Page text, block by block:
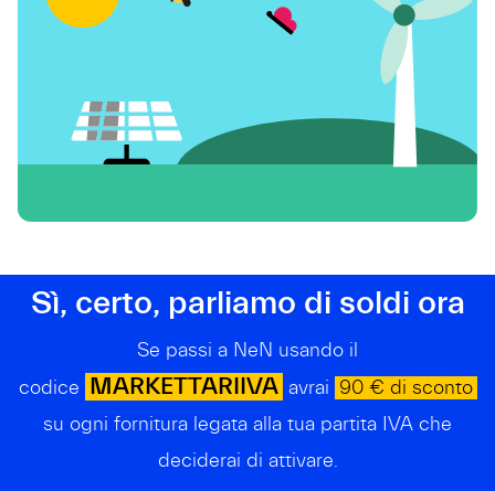
Sì, certo, parliamo di soldi ora
Se passi a NeN usando il
codice MARKETTARIIVA avrai 90 € di sconto
su ogni fornitura legata alla tua partita IVA che
deciderai di attivare.